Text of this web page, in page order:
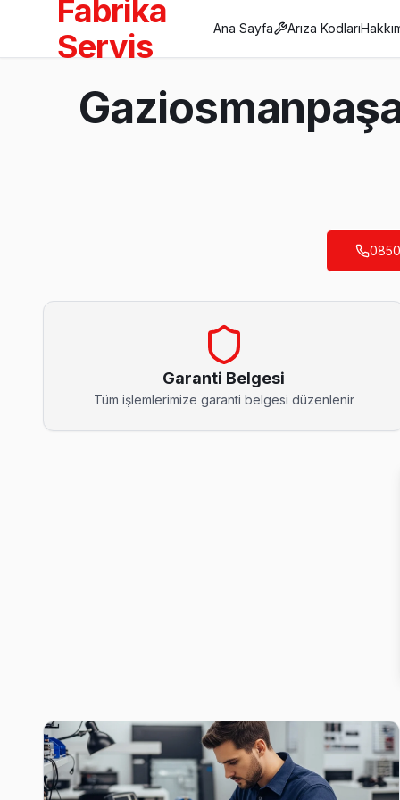
Gaziosmanpaşa
Gaziosmanpaşa'da Mahalle Mahalle Dijitsu
Dijitsu TV Bağlarbaşı adresinde firmware güncellemesi
Bağlarbaşı Dijitsu Açılmıyor Arıza →
Barbaros Hayrettin Paşa Dijitsu Servis
Barbaros Hayrettin Paşa sakinleri Dijitsu TV arızaları için
Gaziosmanpaşa'da Fevzi Çakmak mahallesi Dijitsu TV
Dijitsu marka TV'niz Hürriyet'de çalışmıyorsa teknik
İsmetpaşa Dijitsu Anakart Tamiri →
Karadeniz Dijitsu Servis
Fabrika
Servis
Ana Sayfa Arıza Kodları
0850
Garanti Belgesi
Tüm işlemlerimize garanti belgesi düzenlenir